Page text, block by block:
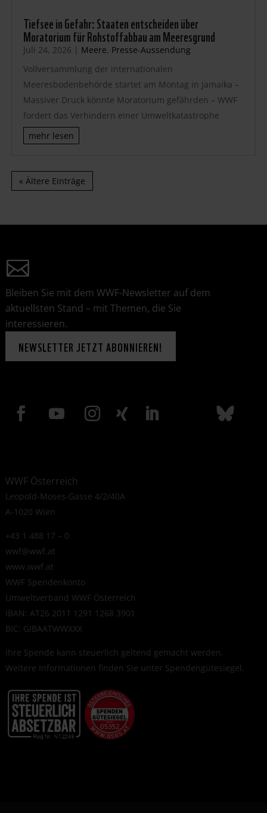
Tiefsee in Gefahr: Staaten entscheiden über
Moratorium für Rohstoffabbau am Meeresgrund
Juli 24, 2026 | Meere, Presse-Aussendung
Vollversammlung der internationalen
Meeresbodenbehörde startet am Montag in Jamaika –
Massiver Druck könnte Moratorium gefährden – WWF
fordert das Verhindern einer Umweltkatastrophe
mehr lesen
« Ältere Einträge
Bleiben Sie mit dem WWF-Newsletter auf dem
aktuellsten Stand – mit Themen, die Sie
interessieren.
NEWSLETTER JETZT ABONNIEREN!
WWF Österreich
Leopold-Moses-Gasse 4/2/40A
A-1020 Wien
+43 1 488 17 – 0
wwf@wwf.at
www.wwf.at
WWF Spendenkonto
Umweltverband WWF Österreich
IBAN: AT26 2011 1291 1268 3901
BIC: GIBAATWWXXX
Ihre Spende kann steuerlich geltend gemacht werden.
Weitere Informationen finden Sie unter Spendengütesiegel.